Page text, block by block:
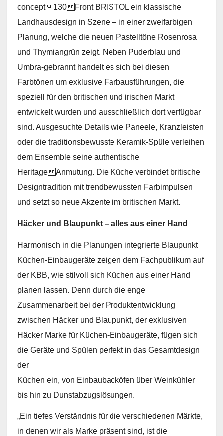
concept130Front BRISTOL ein klassische
Landhausdesign in Szene – in einer zweifarbigen
Planung, welche die neuen Pastelltöne Rosenrosa
und Thymiangrün zeigt. Neben Puderblau und
Umbra-gebrannt handelt es sich bei diesen
Farbtönen um exklusive Farbausführungen, die
speziell für den britischen und irischen Markt
entwickelt wurden und ausschließlich dort verfügbar
sind. Ausgesuchte Details wie Paneele, Kranzleisten
oder die traditionsbewusste Keramik-Spüle verleihen
dem Ensemble seine authentische
HeritageAnmutung. Die Küche verbindet britische
Designtradition mit trendbewussten Farbimpulsen
und setzt so neue Akzente im britischen Markt.
Häcker und Blaupunkt – alles aus einer Hand
Harmonisch in die Planungen integrierte Blaupunkt
Küchen-Einbaugeräte zeigen dem Fachpublikum auf
der KBB, wie stilvoll sich Küchen aus einer Hand
planen lassen. Denn durch die enge
Zusammenarbeit bei der Produktentwicklung
zwischen Häcker und Blaupunkt, der exklusiven
Häcker Marke für Küchen-Einbaugeräte, fügen sich
die Geräte und Spülen perfekt in das Gesamtdesign
der
Küchen ein, von Einbaubacköfen über Weinkühler
bis hin zu Dunstabzugslösungen.
„Ein tiefes Verständnis für die verschiedenen Märkte,
in denen wir als Marke präsent sind, ist die